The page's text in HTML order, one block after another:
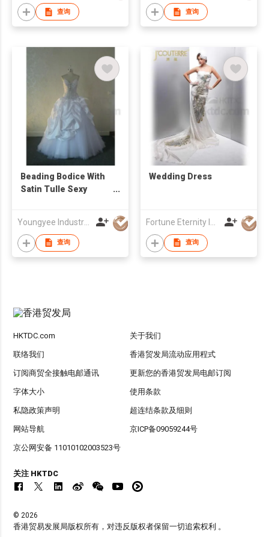
查询 查询
Beading Bodice With
Satin Tulle Sexy
Youngyee Industry Company Ltd.
查询
Wedding Dress
查询
HKTDC.com 关于我们
联络我们 香港贸发局流动应用程式
订阅商贸全接触电邮通讯 更新您的香港贸发局电邮订阅
字体大小 使用条款
私隐政策声明 超连结条款及细则
网站导航 京ICP备09059244号
京公网安备 11010102003523号
关注 HKTDC
© 2026
香港贸易发展局版权所有，对违反版权者保留一切追索权利 。